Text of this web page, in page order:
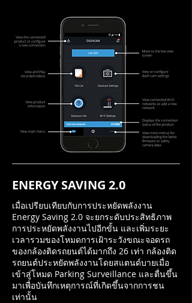
ENERGY SAVING 2.0
เมื่อเปรียบเทียบกับการประหยัดพลังงาน
Energy Saving 2.0 จะยกระดับประสิทธิภาพ
การประหยัดพลังงานไปอีกขั้น และเพิ่มระยะ
เวลารวมของโหมดการเฝ้าระวังขณะจอดรถ
ของกล้องติดรถยนต์ได้มากถึง 26 เท่า กล้องติด
รถยนต์ประหยัดพลังงานโดยสแตนด์บายเมื่อ
เข้าสู่โหมด Parking Surveillance และตื่นขึ้น
มาเพื่อบันทึกเหตุการณ์ที่เกิดขึ้นจากการชน
เท่านั้น